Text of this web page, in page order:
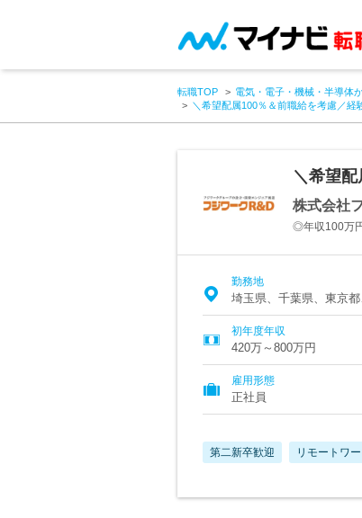
転職TOP 電気・電子・機械・半導体
＼希望配属100％＆前職給を考慮／
＼希望
株式会社
◎年収100万
勤務地
埼玉県、千葉県、東京
初年度年収
420万～800万円
雇用形態
正社員
第二新卒歓迎 リモートワ